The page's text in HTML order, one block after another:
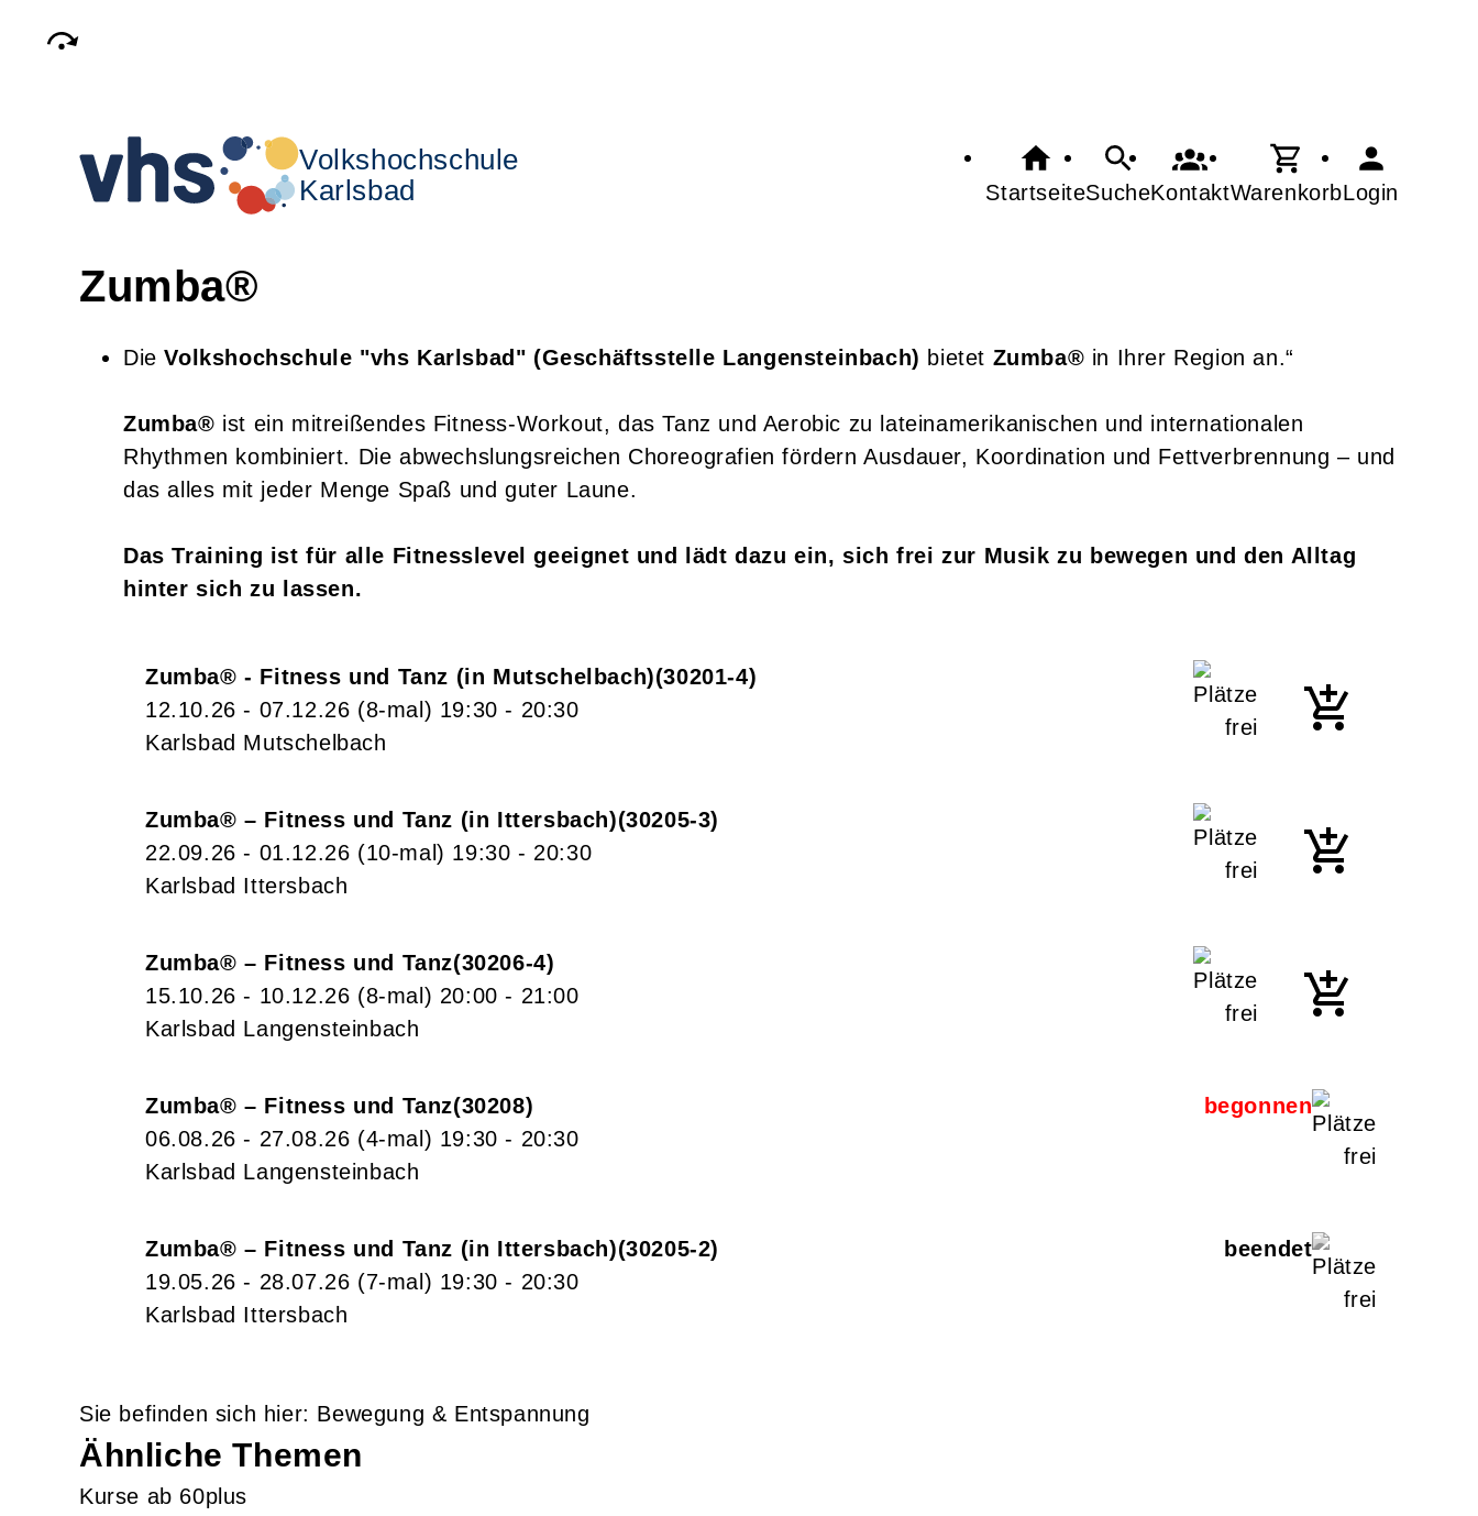
Volkshochschule
Karlsbad
StartseiteSucheKontaktWarenkorbLogin
Zumba®
DieVolkshochschule "vhs Karlsbad" (Geschäftsstelle Langensteinbach) bietet Zumba® in Ihrer Region an.“
Zumba® ist ein mitreißendes Fitness-Workout, das Tanz und Aerobic zu lateinamerikanischen und internationalen
Rhythmen kombiniert. Die abwechslungsreichen Choreografien fördern Ausdauer, Koordination und Fettverbrennung – und
das alles mit jeder Menge Spaß und guter Laune.
Das Training ist für alle Fitnesslevel geeignet und lädt dazu ein, sich frei zur Musik zu bewegen und den Alltag
hinter sich zu lassen.
Zumba® - Fitness und Tanz (in Mutschelbach) 30201-4
12.10.26 - 07.12.26 (8-mal) 19:30 - 20:30
Karlsbad Mutschelbach
Zumba® – Fitness und Tanz (in Ittersbach) 30205-2
19.05.26 - 28.07.26 (7-mal) 19:30 - 20:30
Karlsbad Ittersbach
Zumba® – Fitness und Tanz (in Ittersbach) 30205-3
22.09.26 - 01.12.26 (10-mal) 19:30 - 20:30
Karlsbad Ittersbach
Zumba® – Fitness und Tanz 30206-4
15.10.26 - 10.12.26 (8-mal) 20:00 - 21:00
Karlsbad Langensteinbach
Zumba® – Fitness und Tanz 30208
06.08.26 - 27.08.26 (4-mal) 19:30 - 20:30
Karlsbad Langensteinbach
Bewegung & Entspannung
Ähnliche Themen
Kurse ab 60plus